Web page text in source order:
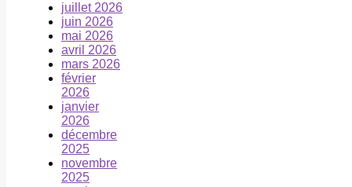
juillet 2026
juin 2026
mai 2026
avril 2026
mars 2026
février
2026
janvier
2026
décembre
2025
novembre
2025